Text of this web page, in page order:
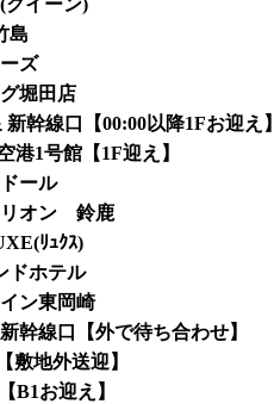
クイーン)
島
ズ
堀田店
幹線口【00:00以降1Fお迎え】
港1号館【1F迎え】
ール
オン 鈴鹿
ﾘｭｸｽ)
ドホテル
ン東岡崎
幹線口【外で待ち合わせ】
敷地外送迎】
B1お迎え】